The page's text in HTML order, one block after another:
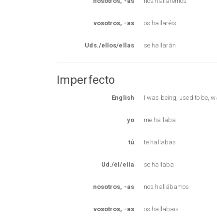
vosotros, -as os hallaréis
Uds./ellos/ellas se hallarán
Imperfecto
English I was being, used to be,
yo me hallaba
tú te hallabas
Ud./él/ella se hallaba
nosotros, -as nos hallábamos
vosotros, -as os hallabais